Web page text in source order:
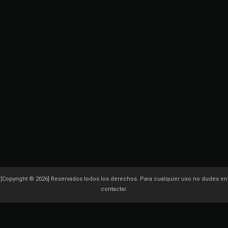
[Copyright © 2026] Reservados todos los derechos. Para cualquier uso no dudes en
contactar.